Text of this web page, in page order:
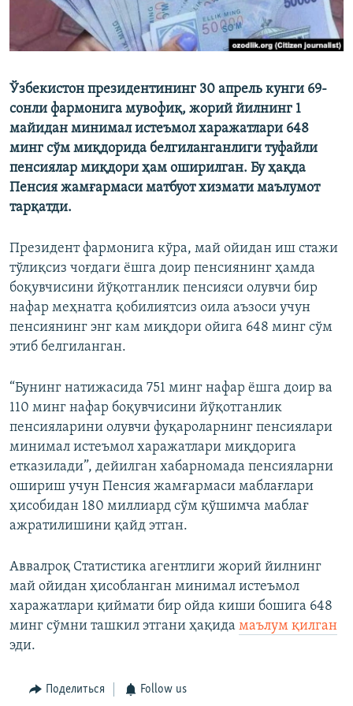
Ўзбекистон президентининг 30 апрель кунги 69-
сонли фармонига мувофиқ, жорий йилнинг 1
майидан минимал истеъмол харажатлари 648
минг сўм миқдорида белгиланганлиги туфайли
пенсиялар миқдори ҳам оширилган. Бу ҳақда
Пенсия жамғармаси матбуот хизмати маълумот
тарқатди.
Президент фармонига кўра, май ойидан иш стажи
тўлиқсиз чоғдаги ёшга доир пенсиянинг ҳамда
боқувчисини йўқотганлик пенсияси олувчи бир
нафар меҳнатга қобилиятсиз оила аъзоси учун
пенсиянинг энг кам миқдори ойига 648 минг сўм
этиб белгиланган.
“Бунинг натижасида 751 минг нафар ёшга доир ва
110 минг нафар боқувчисини йўқотганлик
пенсияларини олувчи фуқароларнинг пенсиялари
минимал истеъмол харажатлари миқдорига
етказилади”, дейилган хабарномада пенсияларни
ошириш учун Пенсия жамғармаси маблағлари
ҳисобидан 180 миллиард сўм қўшимча маблағ
ажратилишини қайд этган.
Аввалроқ Статистика агентлиги жорий йилнинг
май ойидан ҳисобланган минимал истеъмол
харажатлари қиймати бир ойда киши бошига 648
минг сўмни ташкил этгани ҳақида маълум қилган
эди.
Поделиться Follow us